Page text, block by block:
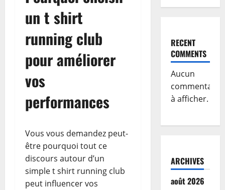
un t shirt
running club
pour améliorer
vos
performances
Vous vous demandez peut-
être pourquoi tout ce
discours autour d’un
simple t shirt running club
peut influencer vos
RECENT
COMMENTS
Aucun
commentaire
à afficher.
ARCHIVES
août 2026